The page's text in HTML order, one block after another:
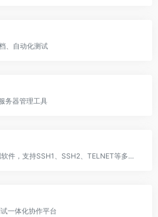
、自动化测试
务器管理工具
xshell 安全终端模拟软件，支持SSH1、SSH2、TELNET等多种协议
一体化协作平台